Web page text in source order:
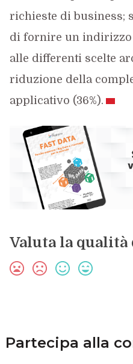
richieste di business;
di fornire un indirizzo
alle differenti scelte
riduzione della
applicativo (36%).
Valuta la
Partecipa alla